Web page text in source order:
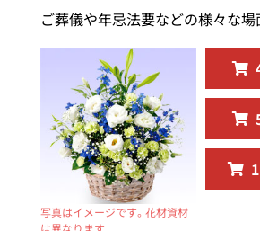
ご葬儀や年忌法要などの様々な場
写真はイメージです。花材資材